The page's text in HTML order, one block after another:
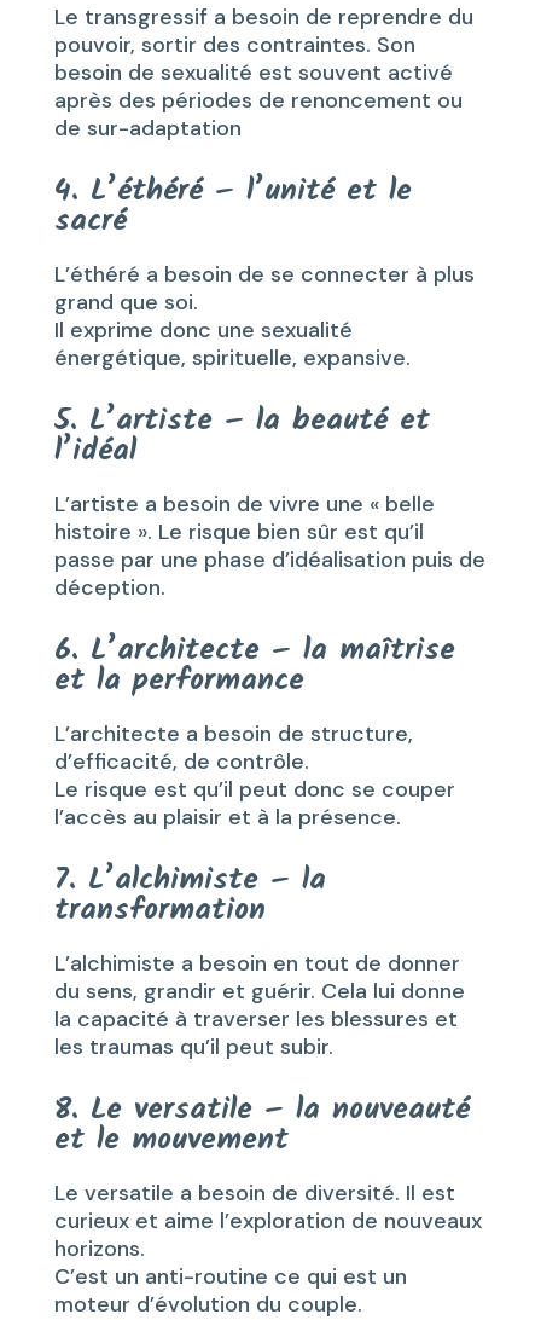
Le transgressif a besoin de reprendre du
pouvoir, sortir des contraintes. Son
besoin de sexualité est souvent activé
après des périodes de renoncement ou
de sur-adaptation
4. L’éthéré – l’unité et le
sacré
L’éthéré a besoin de se connecter à plus
grand que soi.
Il exprime donc une sexualité
énergétique, spirituelle, expansive.
5. L’artiste – la beauté et
l’idéal
L’artiste a besoin de vivre une « belle
histoire ». Le risque bien sûr est qu’il
passe par une phase d’idéalisation puis de
déception.
6. L’architecte – la maîtrise
et la performance
L’architecte a besoin de structure,
d’efficacité, de contrôle.
Le risque est qu’il peut donc se couper
l’accès au plaisir et à la présence.
7. L’alchimiste – la
transformation
L’alchimiste a besoin en tout de donner
du sens, grandir et guérir. Cela lui donne
la capacité à traverser les blessures et
les traumas qu’il peut subir.
8. Le versatile – la nouveauté
et le mouvement
Le versatile a besoin de diversité. Il est
curieux et aime l’exploration de nouveaux
horizons.
C’est un anti-routine ce qui est un
moteur d’évolution du couple.